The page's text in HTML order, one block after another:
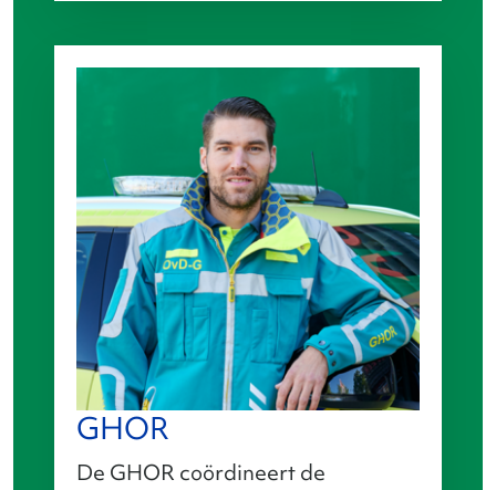
GHOR
De GHOR coördineert de